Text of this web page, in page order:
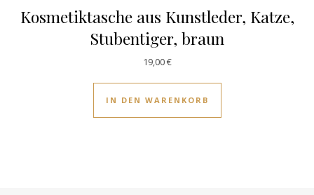
Kosmetiktasche aus Kunstleder, Katze,
Stubentiger, braun
19,00€
IN DEN WARENKORB